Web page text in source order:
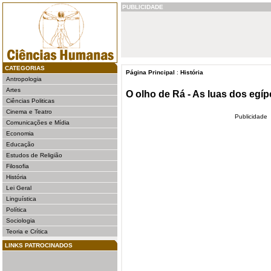
CATEGORIAS
Antropologia
Artes
Ciências Politicas
Cinema e Teatro
Comunicações e Mídia
Economia
Educação
Estudos de Religião
Filosofia
História
Lei Geral
Linguística
Política
Sociologia
Teoria e Crítica
LINKS PATROCINADOS
PUBLICIDADE
Página Principal : História
O olho de Rá - As luas dos
Publicidade